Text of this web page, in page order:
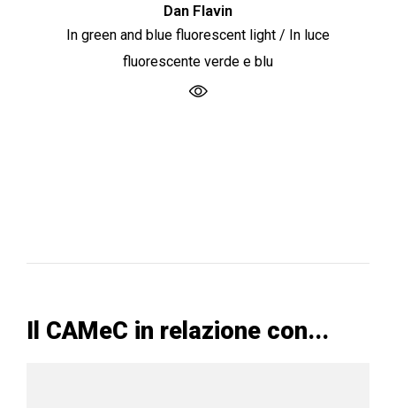
Dan Flavin
In green and blue fluorescent light / In luce
fluorescente verde e blu
Il CAMeC in relazione con...